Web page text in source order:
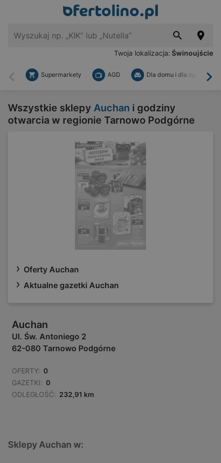
Twoja lokalizacja: Świnoujście
Wstecz
Supermarkety AGD Dla domu i dla ogrodu
Wszystkie sklepy Auchan i godziny
otwarcia w regionie Tarnowo Podgórne
Oferty Auchan
Aktualne gazetki Auchan
Auchan
Ul. Św. Antoniego 2
62-080 Tarnowo Podgórne
OFERTY: 0
GAZETKI: 0
ODLEGŁOŚĆ: 232,91 km
Sklepy Auchan w: